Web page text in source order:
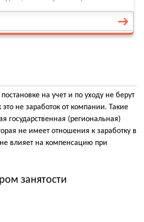
на учет и по уходу не берут
не заработок от компании. Такие
государственная (региональная)
не имеет отношения к заработку в
влияет на компенсацию при
занятости